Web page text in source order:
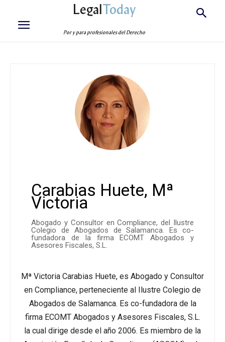
LegalToday
Por y para profesionales del Derecho
Carabias Huete, Mª
Victoria
Abogado y Consultor en Compliance, del Ilustre
Colegio de Abogados de Salamanca. Es co-
fundadora de la firma ECOMT Abogados y
Asesores Fiscales, S.L.
Mª Victoria Carabias Huete, es Abogado y Consultor
en Compliance, perteneciente al Ilustre Colegio de
Abogados de Salamanca. Es co-fundadora de la
firma ECOMT Abogados y Asesores Fiscales, S.L.
la cual dirige desde el año 2006. Es miembro de la